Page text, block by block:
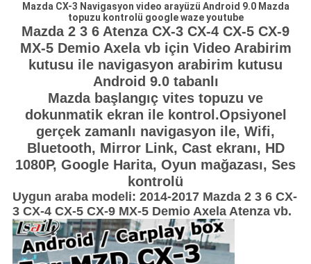
Mazda CX-3 Navigasyon video arayüzü Android 9.0 Mazda
topuzu kontrolü google waze youtube
Mazda 2 3 6 Atenza CX-3 CX-4 CX-5 CX-9
MX-5 Demio Axela vb için Video Arabirim
kutusu ile navigasyon arabirim kutusu
Android 9.0 tabanlı
Mazda başlangıç ​​vites topuzu ve
dokunmatik ekran ile kontrol.Opsiyonel
gerçek zamanlı navigasyon ile, Wifi,
Bluetooth, Mirror Link, Cast ekranı, HD
1080P, Google Harita, Oyun mağazası, Ses
kontrolü
Uygun araba modeli: 2014-2017 Mazda 2 3 6 CX-
3 CX-4 CX-5 CX-9 MX-5 Demio Axela Atenza vb.